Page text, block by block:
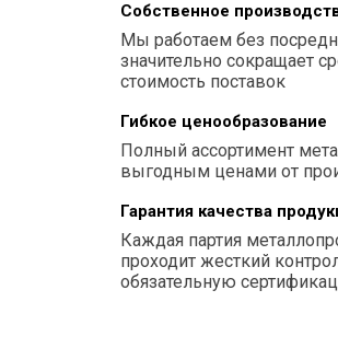
Собственное
Мы работаем без
значительно сокращает
стоимость поставок
Гибкое ценообразование
Полный ассортимент
выгодным ценами от
Гарантия качества
Каждая партия
проходит жесткий
обязательную